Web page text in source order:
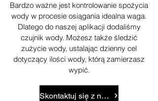
Bardzo ważne jest kontrolowanie spożycia
wody w procesie osiągania idealna waga.
Dlatego do naszej aplikacji dodaliśmy
czujnik wody. Możesz także śledzić
zużycie wody, ustalając dzienny cel
dotyczący ilości wody, którą zamierzasz
wypić.
Skontaktuj się z nami